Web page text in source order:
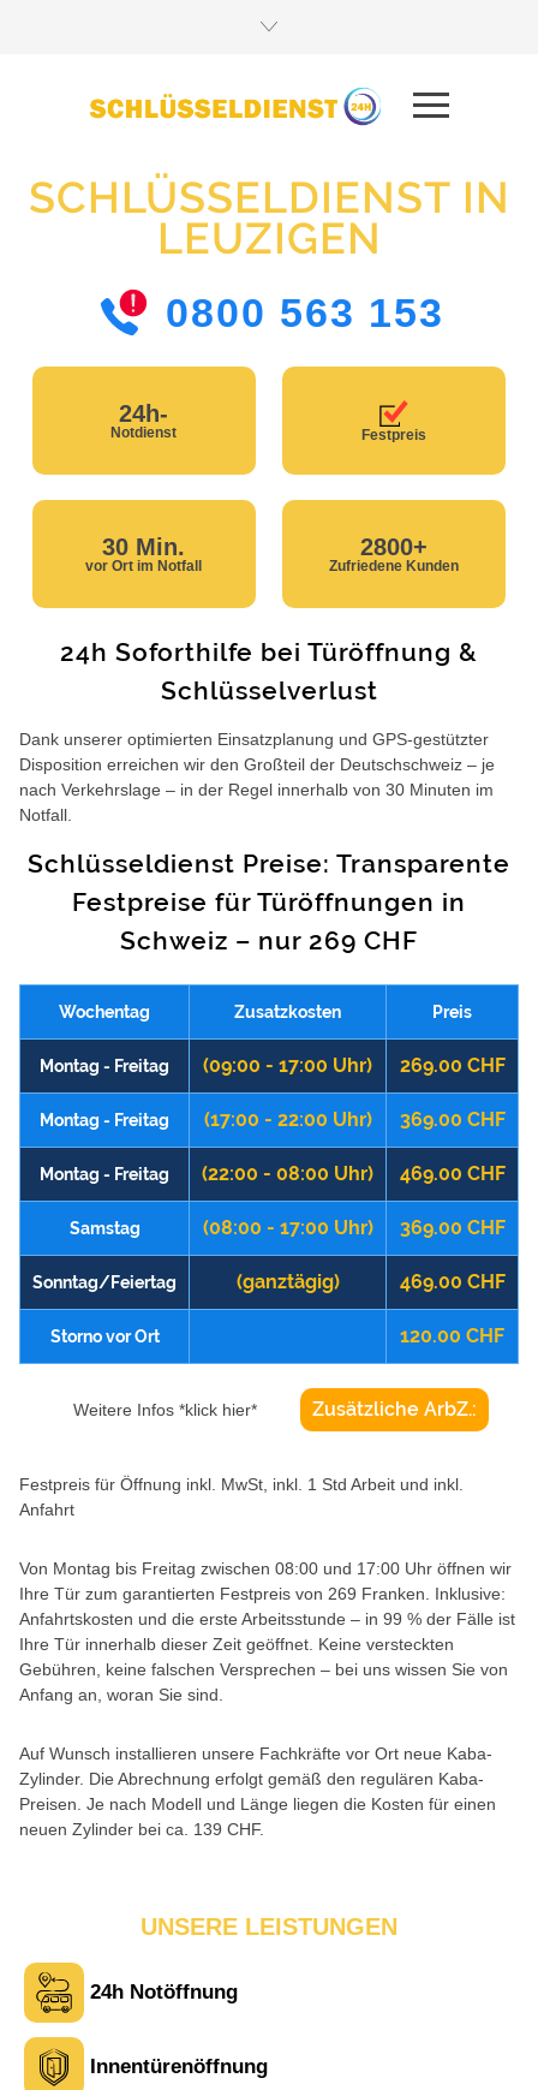
SCHLÜSSELDIENST IN
LEUZIGEN
0800 563 153
24h-
Notdienst Festpreis
30 Min.
vor Ort im Notfall
2800+
Zufriedene Kunden
24h Soforthilfe bei Türöffnung &
Schlüsselverlust
Dank unserer optimierten Einsatzplanung und GPS-gestützter
Disposition erreichen wir den Großteil der Deutschschweiz – je
nach Verkehrslage – in der Regel innerhalb von 30 Minuten im
Notfall.
Schlüsseldienst Preise: Transparente
Festpreise für Türöffnungen in
Schweiz – nur 269 CHF
Wochentag Zusatzkosten Preis
Montag - Freitag (09:00 - 17:00 Uhr) 269.00 CHF
Montag - Freitag (17:00 - 22:00 Uhr) 369.00 CHF
Montag - Freitag (22:00 - 08:00 Uhr) 469.00 CHF
Samstag (08:00 - 17:00 Uhr) 369.00 CHF
Sonntag/Feiertag (ganztägig) 469.00 CHF
Storno vor Ort 120.00 CHF
Weitere Infos *klick hier* Zusätzliche ArbZ.:
Festpreis für Öffnung inkl. MwSt, inkl. 1 Std Arbeit und inkl.
Anfahrt
Von Montag bis Freitag zwischen 08:00 und 17:00 Uhr öffnen wir
Ihre Tür zum garantierten Festpreis von 269 Franken. Inklusive:
Anfahrtskosten und die erste Arbeitsstunde – in 99 % der Fälle ist
Ihre Tür innerhalb dieser Zeit geöffnet. Keine versteckten
Gebühren, keine falschen Versprechen – bei uns wissen Sie von
Anfang an, woran Sie sind.
Auf Wunsch installieren unsere Fachkräfte vor Ort neue Kaba-
Zylinder. Die Abrechnung erfolgt gemäß den regulären Kaba-
Preisen. Je nach Modell und Länge liegen die Kosten für einen
neuen Zylinder bei ca. 139 CHF.
UNSERE LEISTUNGEN
24h Notöffnung
Innentürenöffnung
L